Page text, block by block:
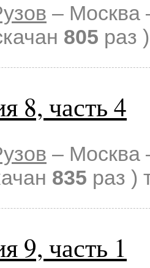
– Москва
805 раз )
8, часть 4
– Москва
835 раз )
9, часть 1